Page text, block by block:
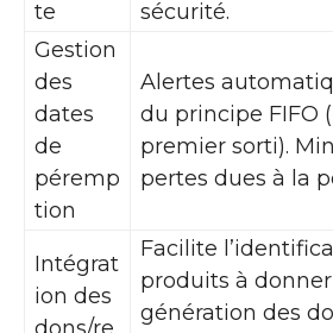
te
sécurité.
Gestion
des
dates
de
péremp
tion
Alertes
du principe FIFO
premier sorti).
pertes dues à la
Intégrat
ion des
Facilite
produits à
génération des